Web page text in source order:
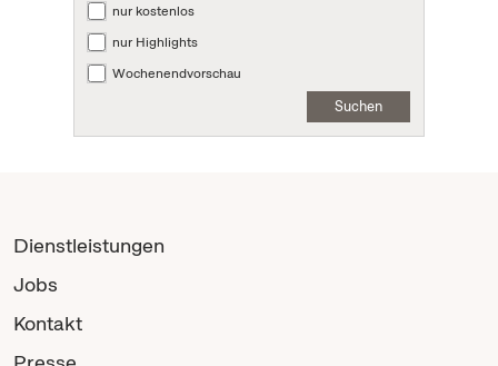
nur kostenlos
nur Highlights
Wochenendvorschau
Suchen
Dienstleistungen
Jobs
Kontakt